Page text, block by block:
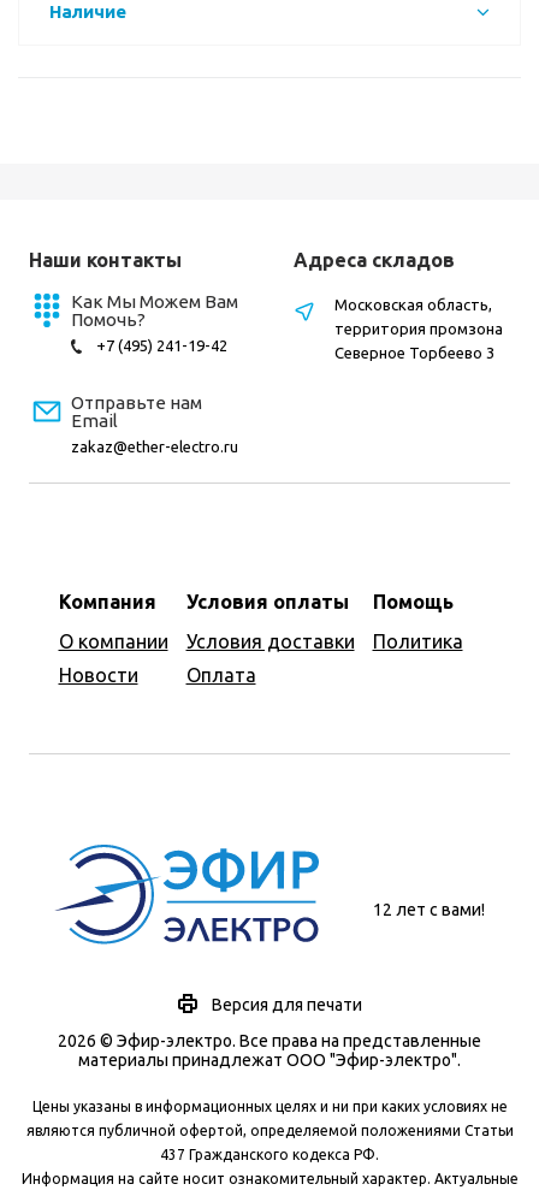
Наличие
Наши контакты
Как Мы Можем Вам
Помочь?
+7 (495) 241-19-42
Отправьте нам
Email
zakaz@ether-electro.ru
Компания
О компании
Новости
Условия оплаты
Условия доставки
Оплата
Помощь
Политика
Адреса складов
Московская область,
территория промзона
Северное Торбеево 3
12 лет с вами!
Версия для печати
2026 © Эфир-электро. Все права на представленные
материалы принадлежат ООО "Эфир-электро".
Цены указаны в информационных целях и ни при каких условиях не
являются публичной офертой, определяемой положениями Статьи
437 Гражданского кодекса РФ.
Информация на сайте носит ознакомительный характер. Актуальные